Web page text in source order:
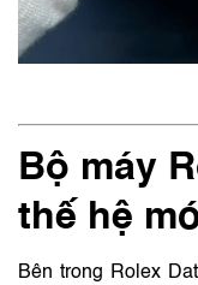
Bộ máy
thế hệ
Bên trong Rolex